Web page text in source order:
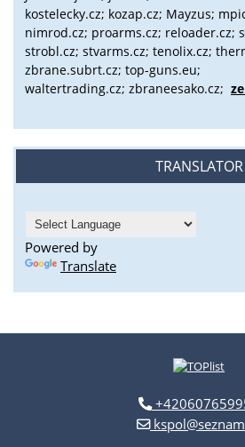
kostelecky.cz; kozap.cz; Mayzus;
nimrod.cz; proarms.cz; reloader.cz;
strobl.cz; stvarms.cz; tenolix.cz;
zbrane.subrt.cz; top-guns.eu;
waltertrading.cz; zbraneesako.cz;
TRANSLATOR
Powered by
Translate